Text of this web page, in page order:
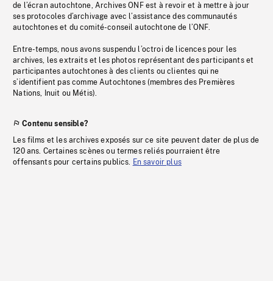
de l’écran autochtone, Archives ONF est à revoir et à mettre à jour
ses protocoles d’archivage avec l’assistance des communautés
autochtones et du comité-conseil autochtone de l’ONF.
Entre-temps, nous avons suspendu l’octroi de licences pour les
archives, les extraits et les photos représentant des participants et
participantes autochtones à des clients ou clientes qui ne
s’identifient pas comme Autochtones (membres des Premières
Nations, Inuit ou Métis).
Contenu sensible?
Les films et les archives exposés sur ce site peuvent dater de plus de
120 ans. Certaines scènes ou termes reliés pourraient être
offensants pour certains publics. En savoir plus